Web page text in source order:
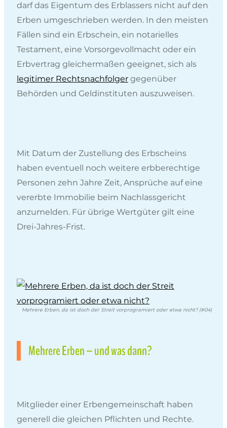
darf das Eigentum des Erblassers nicht auf den
Erben umgeschrieben werden. In den meisten
Fällen sind ein Erbschein, ein notarielles
Testament, eine Vorsorgevollmacht oder ein
Erbvertrag gleichermaßen geeignet, sich als
legitimer Rechtsnachfolger gegenüber
Behörden und Geldinstituten auszuweisen.
Mit Datum der Zustellung des Erbscheins
haben eventuell noch weitere erbberechtige
Personen zehn Jahre Zeit, Ansprüche auf eine
vererbte Immobilie beim Nachlassgericht
anzumelden. Für übrige Wertgüter gilt eine
Drei-Jahres-Frist.
Mehrere Erben, da ist doch der Streit vorprogramiert oder etwa nicht? (#04)
Mehrere Erben – und was dann?
Mitglieder einer Erbengemeinschaft haben
generell die gleichen Pflichten und Rechte.